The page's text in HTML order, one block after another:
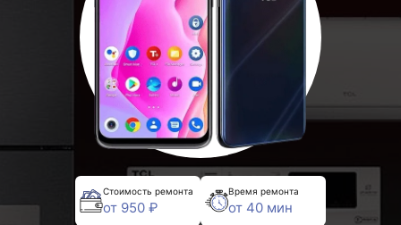
Стоимость ремонта
от 950 ₽
Время ремонта
от 40 мин